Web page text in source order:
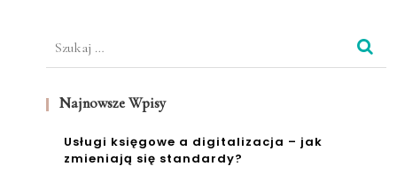
Szukaj:
Najnowsze Wpisy
Usługi księgowe a digitalizacja – jak
zmieniają się standardy?